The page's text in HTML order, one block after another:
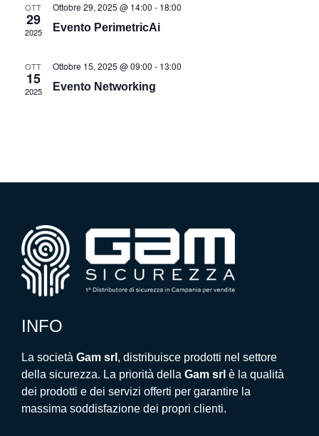
OTT
29
2025
Ottobre 29, 2025 @ 14:00 - 18:00
Evento PerimetricAi
OTT
15
2025
Ottobre 15, 2025 @ 09:00 - 13:00
Evento Networking
INFO
La società Gam srl , distribuisce prodotti nel settore
della sicurezza. La priorità della Gam srl è la qualità
dei prodotti e dei servizi offerti per garantire la
massima soddisfazione dei propri clienti.